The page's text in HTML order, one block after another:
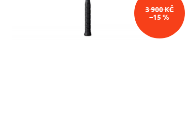
3 900 KČ
–15 %